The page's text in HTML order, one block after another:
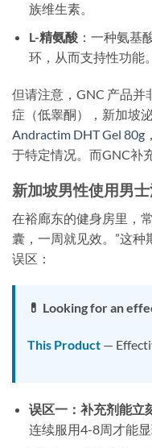
族维生素。
L-精氨酸：一种氨基
环，从而支持性功能。
但请注意，GNC 产品
症（低睾酮），新加坡
Andractim DHT Gel 80g
于特定情况。而GNC补
新加坡男性使用男
在裕廊东的健身房里，
囊，一周就见效。”这
误区：
💊 Looking for an
This Product —
误区一：补充剂能立
连续服用4-8周才能